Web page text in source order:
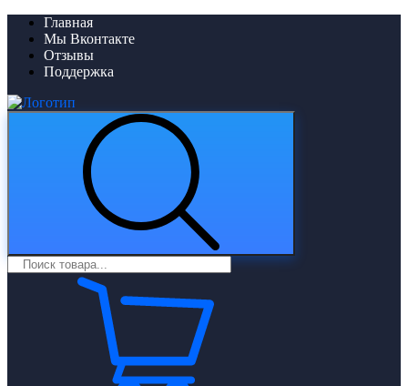
Главная
Мы Вконтакте
Отзывы
Поддержка